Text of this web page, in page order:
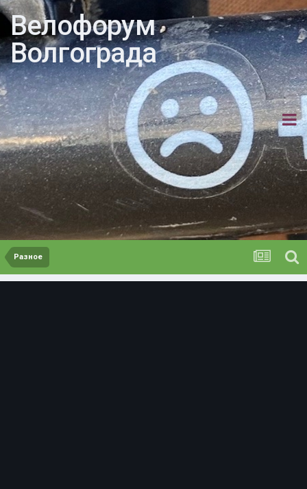
Велофорум
Волгограда
Разное